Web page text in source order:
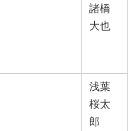
諸橋
大也
浅葉
桜太
郎